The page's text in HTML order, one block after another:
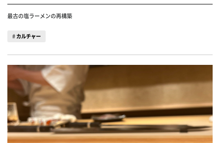
最古の塩ラーメンの再構築
カルチャー